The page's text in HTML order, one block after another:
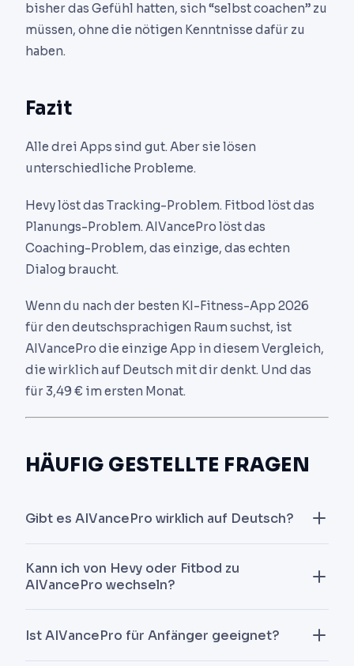
bisher das Gefühl hatten, sich “selbst coachen” zu
müssen, ohne die nötigen Kenntnisse dafür zu
haben.
Fazit
Alle drei Apps sind gut. Aber sie lösen
unterschiedliche Probleme.
Hevy löst das Tracking-Problem. Fitbod löst das
Planungs-Problem. AIVancePro löst das
Coaching-Problem, das einzige, das echten
Dialog braucht.
Wenn du nach der besten KI-Fitness-App 2026
für den deutschsprachigen Raum suchst, ist
AIVancePro die einzige App in diesem Vergleich,
die wirklich auf Deutsch mit dir denkt. Und das
für 3,49 € im ersten Monat.
HÄUFIG GESTELLTE FRAGEN
Gibt es AIVancePro wirklich auf Deutsch?
das Interface ist auf Deutsch, und der Inhalt wurde
Kann ich von Hevy oder Fitbod zu
AIVancePro wechseln?
Onboarding ein. Der Coach passt sich sofort an
dein Level und deine Geschichte an.
Ist AIVancePro für Anfänger geeignet?